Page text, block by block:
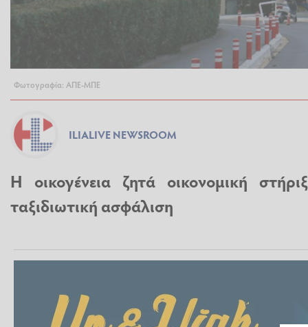
Φωτογραφία: ΑΠΕ-ΜΠΕ
ILIALIVE NEWSROOM
Η οικογένεια ζητά οικονομική
ταξιδιωτική ασφάλιση